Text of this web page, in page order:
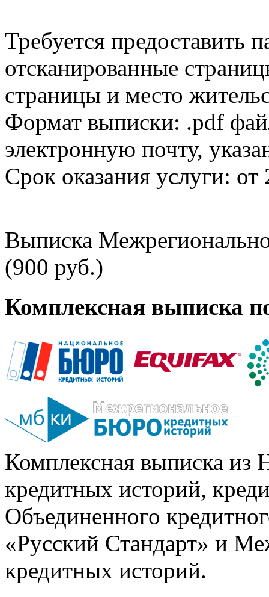
Требуется предоставить
отсканированные
страницы и место
Формат выписки: .pdf
электронную почту,
Срок оказания услуги: от
Выписка
(900 руб.)
Комплексная выписка
Комплексная выписка из
кредитных историй,
Объединенного
«Русский Стандарт» и
кредитных историй.